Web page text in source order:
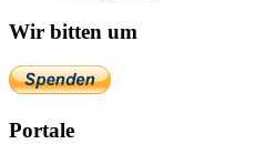
Wir bitten um
Portale